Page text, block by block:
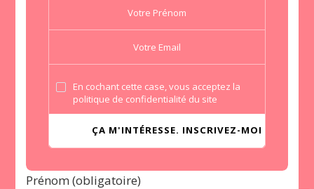
En cochant cette case, vous acceptez la
politique de confidentialité du site
Prénom (obligatoire)